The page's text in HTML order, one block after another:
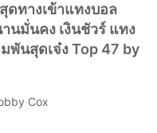
ดทางเข้าแทงบอล
นมั่นคง เงินชัวร์ แทง
พันสุดเจ๋ง Top 47 by
Cox